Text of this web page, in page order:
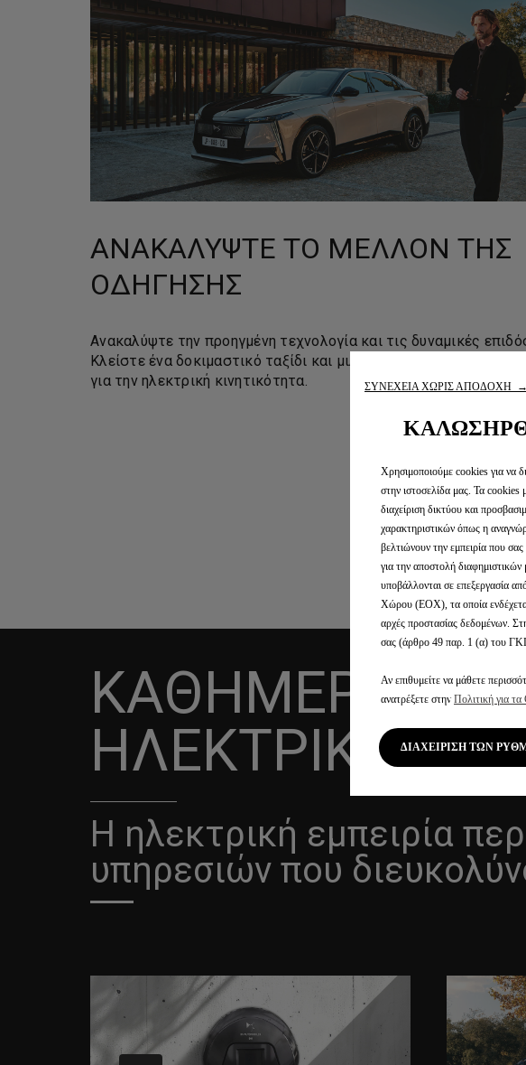
ΑΝΑΚΑΛΎΨΤΕ ΤΟ ΜΈΛΛΟΝ ΤΗΣ
ΟΔΉΓΗΣΗΣ
Ανακαλύψτε την προηγμένη τεχνολογία και τις δυναμικές
Κλείστε ένα δοκιμαστικό ταξίδι και μιλήστε με έναν σύμβουλο
για την ηλεκτρική κινητικότητα.
ΚΑΘΗΜΕΡΙΝΗ
ΗΛΕΚΤΡΙΚΟ
Η ηλεκτρική εμπειρία
υπηρεσιών που
ΣΥΝΕΧΕΙΑ ΧΩΡΙΣ ΑΠΟΔΟΧΗ →
Χρησιμοποιούμε cookies για να
στην ιστοσελίδα μας. Τα cookies
διαχείριση δικτύου και
χαρακτηριστικών όπως η
βελτιώνουν την εμπειρία που
για την αποστολή
υποβάλλονται σε επεξεργασία
Χώρου (ΕΟΧ), τα οποία
αρχές προστασίας δεδομένων.
σας (άρθρο 49 παρ. 1 (α) του
Αν επιθυμείτε να μάθετε
ανατρέξετε στην Πολιτική για
ΔΙΑΧΕΙΡΙΣΗ ΤΩΝ